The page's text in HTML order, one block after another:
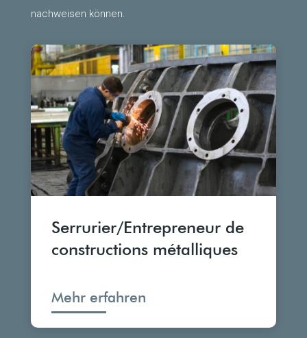
nachweisen können.
Serrurier/Entrepreneur de
constructions métalliques
Mehr erfahren